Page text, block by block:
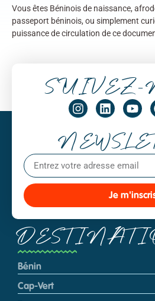
Vous êtes Béninois de naissance,
passeport béninois, ou simplement
puissance de circulation de ce
SUIVEZ-
Je
Bénin
Cap-Vert